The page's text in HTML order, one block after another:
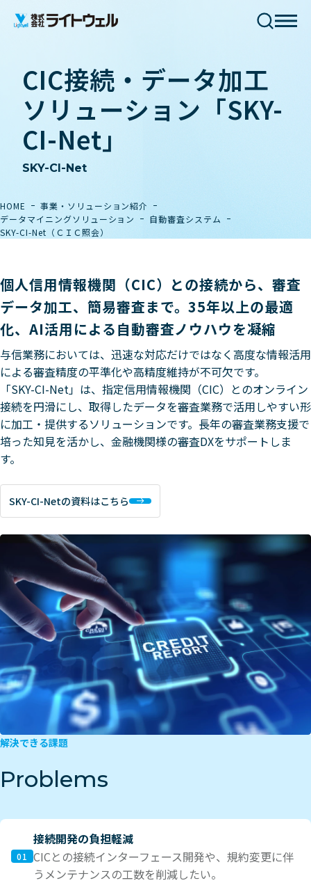
CIC接続・データ加工
ソリューション「SKY-
CI-Net」
SKY-CI-Net
HOME
事業・ソリューション紹介
データマイニングソリューション
自動審査システム
SKY-CI-Net（ＣＩＣ照会）
個人信用情報機関（CIC）との接続から、審査
データ加工、簡易審査まで。35年以上の最適
化、AI活用による自動審査ノウハウを凝縮
与信業務においては、迅速な対応だけではなく高度な情報活用
による審査精度の平準化や高精度維持が不可欠です。
「SKY-CI-Net」は、指定信用情報機関（CIC）とのオンライン
接続を円滑にし、取得したデータを審査業務で活用しやすい形
に加工・提供するソリューションです。長年の審査業務支援で
培った知見を活かし、金融機関様の審査DXをサポートしま
す。
SKY-CI-Netの資料はこちら
解決できる課題
Problems
01
接続開発の負担軽減
CICとの接続インターフェース開発や、規約変更に伴
うメンテナンスの工数を削減したい。